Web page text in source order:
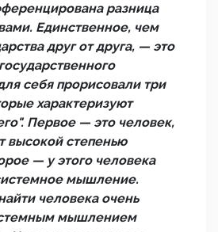
разница
Единственное, чем
друг от друга, — это
себя прорисовали три
характеризуют
Первое — это человек,
высокой степенью
— у этого человека
мышление.
человека очень
мышлением